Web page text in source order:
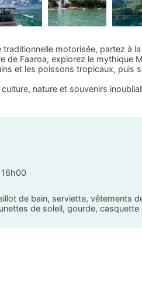
traditionnelle motorisée, partez à
de Faaroa, explorez le mythique
et les poissons tropicaux, puis
nature et souvenirs
de bain, serviette, vêtements
de soleil, gourde,